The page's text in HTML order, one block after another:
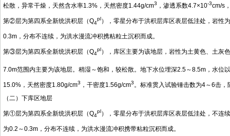
松散，异常干燥，天然含水率1.3%，天然密度1.44g/cm3 ，渗透系数4.7×10-3cm/s
第②层为第四系全新统洪积层（Q4
pl），零星分布于洪积层库区表层低洼处，岩性
0.3m，分布不连续，为洪水漫流冲积携粘粒土沉积而成。
第③层为第四系全新统洪积层（Q4
pl），库区主要为该地层，岩性为土黄色、土灰
7.0m范围内主要为该地层。稍湿～饱和，较松散。地下水位埋深2.5～8.5m，水位
15.0%，天然密度1.80g/cm3 ，干密度1.56g/cm3。标准贯入试验锤击数为4～6击
（二）下库区地层
第①层为第四系全新统洪积层（Q4
pl），零星分布于洪积层库区表层低洼处，不连
为0.2～0.3m，分布不连续，为洪水漫流冲积携带粘粒沉积而成。